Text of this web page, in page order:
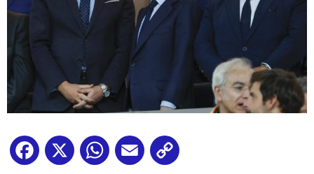
Facebook
X WhatsApp
Email